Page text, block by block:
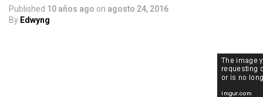
Published 10 años ago on agosto 24, 2016
By Edwyng